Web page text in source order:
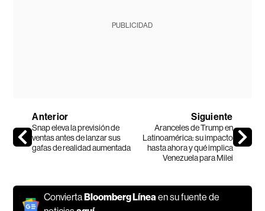
PUBLICIDAD
Anterior
Snap eleva la previsión de
ventas antes de lanzar sus
gafas de realidad aumentada
Siguiente
Aranceles de Trump en
Latinoamérica: su impacto
hasta ahora y qué implica
Venezuela para Milei
Convierta Bloomberg Líneaen su fuente de